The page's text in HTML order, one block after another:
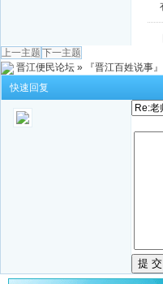
上一主题 下一主题
晋江便民论坛 »
『晋江百姓说事』
快速回复
提 交